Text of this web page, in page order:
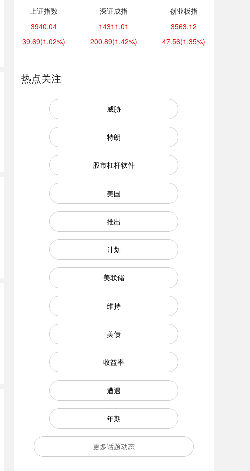
上证指数
3940.04
39.69(1.02%)
深证成指
14311.01
200.89(1.42%)
创业板指
3563.12
47.56(1.35%)
热点关注
威胁
特朗
股市杠杆软件
美国
推出
计划
美联储
维持
美债
收益率
遭遇
年期
更多话题动态